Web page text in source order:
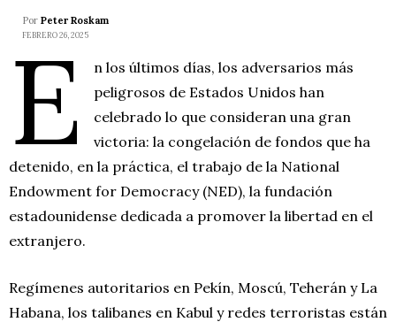
Por Peter Roskam
FEBRERO 26, 2025
E
n los últimos días, los adversarios más
peligrosos de Estados Unidos han
celebrado lo que consideran una gran
victoria: la congelación de fondos que ha
detenido, en la práctica, el trabajo de la National
Endowment for Democracy (NED), la fundación
estadounidense dedicada a promover la libertad en el
extranjero.
Regímenes autoritarios en Pekín, Moscú, Teherán y La
Habana, los talibanes en Kabul y redes terroristas están